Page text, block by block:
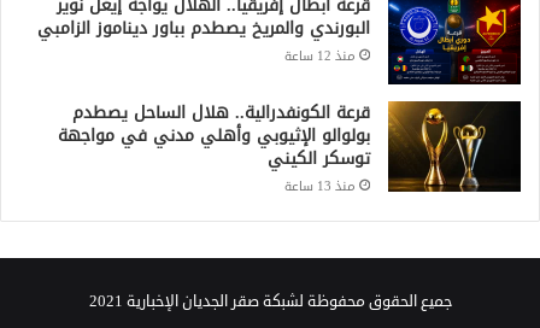
البورندي والمريخ يصطدم بباور ديناموز الزامبي
منذ 12 ساعة
قرعة الكونفدرالية.. هلال الساحل يصطدم
بولوالو الإثيوبي وأهلي مدني في مواجهة
توسكر الكيني
منذ 13 ساعة
جميع الحقوق محفوظة لشبكة صقر الجديان الإخبارية 2021